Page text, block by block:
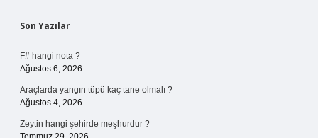
Sidebar
Son Yazılar
F# hangi nota ?
Ağustos 6, 2026
Araçlarda yangın tüpü kaç tane olmalı ?
Ağustos 4, 2026
Zeytin hangi şehirde meşhurdur ?